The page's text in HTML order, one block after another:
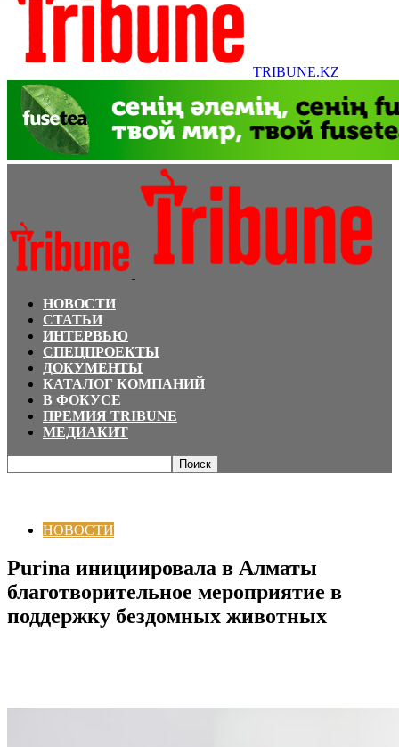
TRIBUNE.KZ
НОВОСТИ
СТАТЬИ
ИНТЕРВЬЮ
СПЕЦПРОЕКТЫ
ДОКУМЕНТЫ
КАТАЛОГ КОМПАНИЙ
В ФОКУСЕ
ПРЕМИЯ TRIBUNE
МЕДИАКИТ
НОВОСТИ
Purina инициировала в Алматы
благотворительное мероприятие в
поддержку бездомных животных